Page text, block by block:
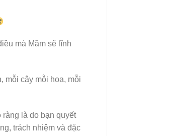
mà Mầm sẽ lĩnh
mỗi cây mỗi hoa, mỗi
là do bạn quyết
trách nhiệm và đặc